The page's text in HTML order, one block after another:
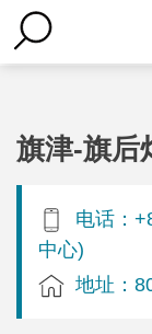
旗津-旗后
电话：
中心)
地址：